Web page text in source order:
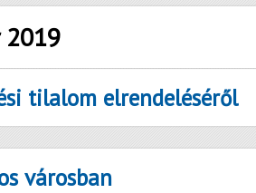
2019
tilalom elrendeléséről
városban